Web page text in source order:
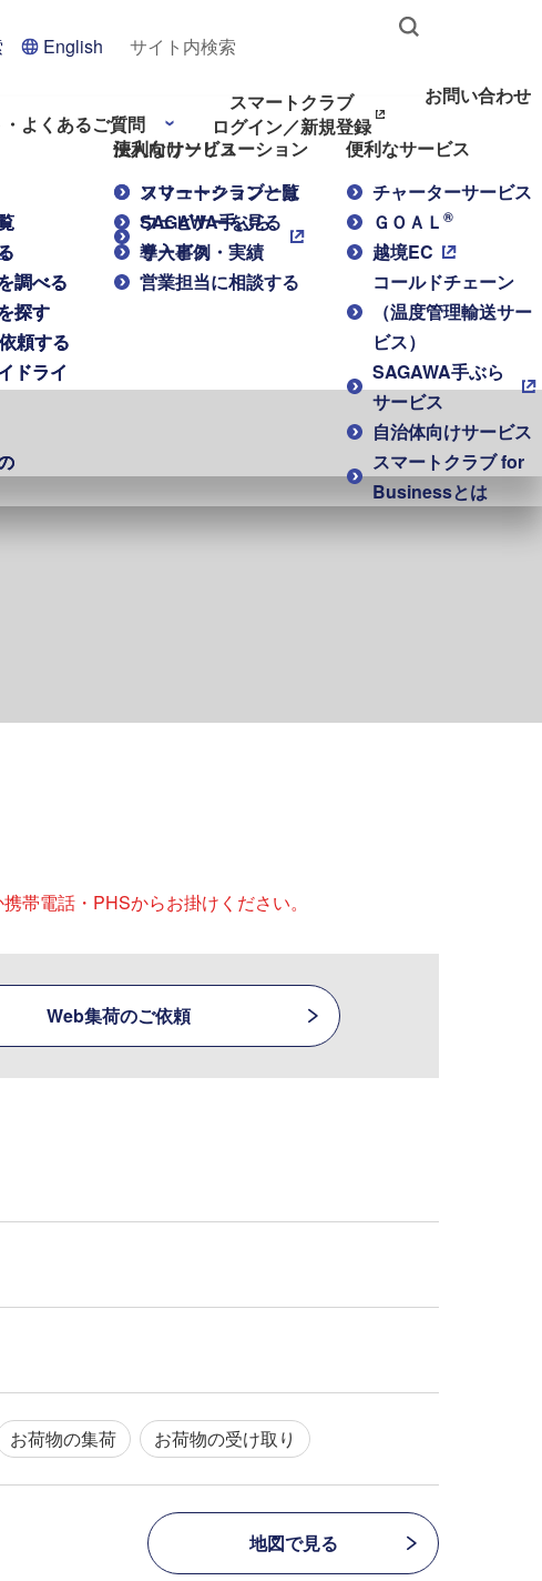
English
調べる
探す
頼する
ドライ
便利なサービス
スマートクラブとは
SAGAWA手ぶら
サービス
調べる
探す
頼する
ドライ
法人向けソリューション
ソリューション一覧
ウェビナーを見る
導入事例・実績
営業担当に相談する
便利なサービス
チャーターサービス
ＧＯＡＬ ®
越境EC
コールドチェーン
（温度管理輸送サー
ビス）
SAGAWA手ぶら
サービス
自治体向けサービス
スマートクラブ for
Businessとは
よくあるご質問
スマートクラブ
ログイン／新規登録
お問い合わせ
帯電話・PHSからお掛けください。
Web集荷のご依頼
お荷物の集荷 お荷物の受け取り
地図で見る